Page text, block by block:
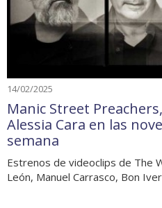
14/02/2025
Manic Street
Alessia Cara en las
semana
Estrenos de videoclips de The
León, Manuel Carrasco, Bon